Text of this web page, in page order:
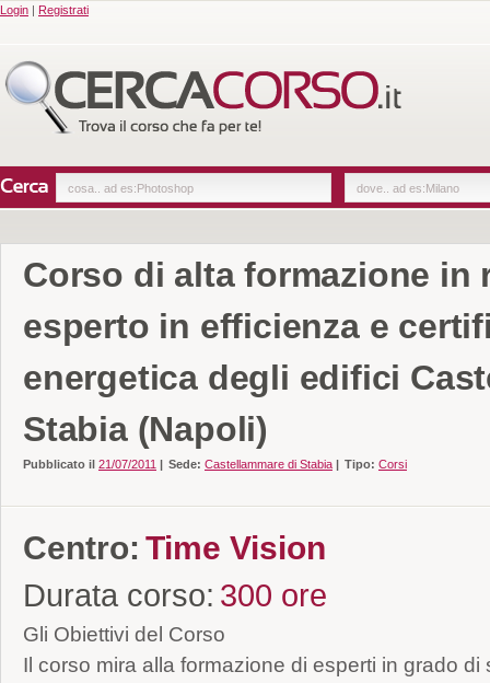
Login | Registrati
Corso di alta formazione in
esperto in efficienza e
energetica degli edifici
Stabia (Napoli)
Pubblicato il 21/07/2011 | Sede: Castellammare di Stabia | Tipo: Corsi
Centro: Time Vision
Durata corso: 300 ore
Gli Obiettivi del Corso
Il corso mira alla formazione di esperti in grado di